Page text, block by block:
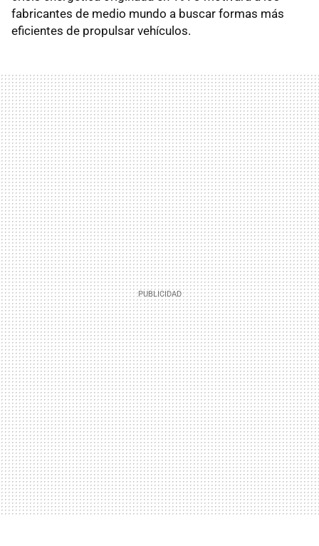
fabricantes de medio mundo a buscar formas más
eficientes de propulsar vehículos.